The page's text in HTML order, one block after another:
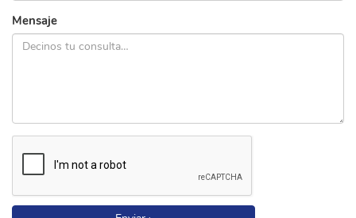
Mensaje